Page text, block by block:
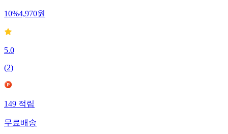
10%4,970원
5.0
(2)
149 적립
무료배송